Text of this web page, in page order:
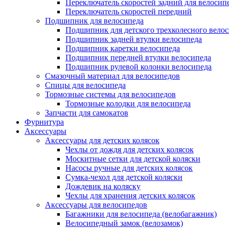
Переключатель скоростей задний для
Переключатель скоростей передний
Подшипник для велосипеда
Подшипник для детского трехколесного
Подшипник задней втулки велосипеда
Подшипник каретки велосипеда
Подшипник передней втулки велосипеда
Подшипник рулевой колонки велосипеда
Смазочный материал для велосипедов
Спицы для велосипеда
Тормозные системы для велосипедов
Тормозные колодки для велосипеда
Запчасти для самокатов
Фурнитура
Аксессуары
Аксессуары для детских колясок
Чехлы от дождя для детских колясок
Москитные сетки для детской коляски
Насосы ручные для детских колясок
Сумка-чехол для детской коляски
Дождевик на коляску
Чехлы для хранения детских колясок
Аксессуары для велосипедов
Багажники для велосипеда (велобагажник)
Велосипедный замок (велозамок)